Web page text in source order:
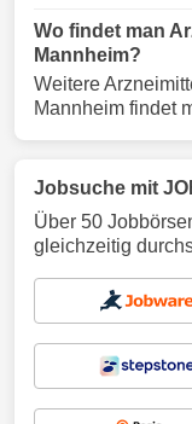
Wo findet man
Mannheim?
Weitere
Mannheim findet
Jobsuche mit
Über 50
gleichzeitig